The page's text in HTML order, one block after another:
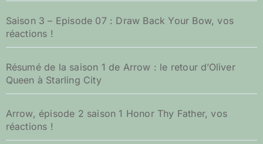
Saison 3 – Episode 07 : Draw Back Your Bow, vos
réactions !
Résumé de la saison 1 de Arrow : le retour d’Oliver
Queen à Starling City
Arrow, épisode 2 saison 1 Honor Thy Father, vos
réactions !